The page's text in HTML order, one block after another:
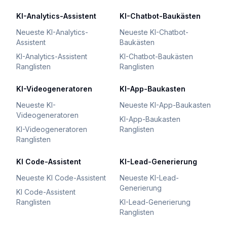
KI-Analytics-Assistent
Neueste KI-Analytics-
Assistent
KI-Analytics-Assistent
Ranglisten
KI-Chatbot-Baukästen
Neueste KI-Chatbot-
Baukästen
KI-Chatbot-Baukästen
Ranglisten
KI-Videogeneratoren
Neueste KI-
Videogeneratoren
KI-Videogeneratoren
Ranglisten
KI-App-Baukasten
Neueste KI-App-Baukasten
KI-App-Baukasten
Ranglisten
KI Code-Assistent
Neueste KI Code-Assistent
KI Code-Assistent
Ranglisten
KI-Lead-Generierung
Neueste KI-Lead-
Generierung
KI-Lead-Generierung
Ranglisten